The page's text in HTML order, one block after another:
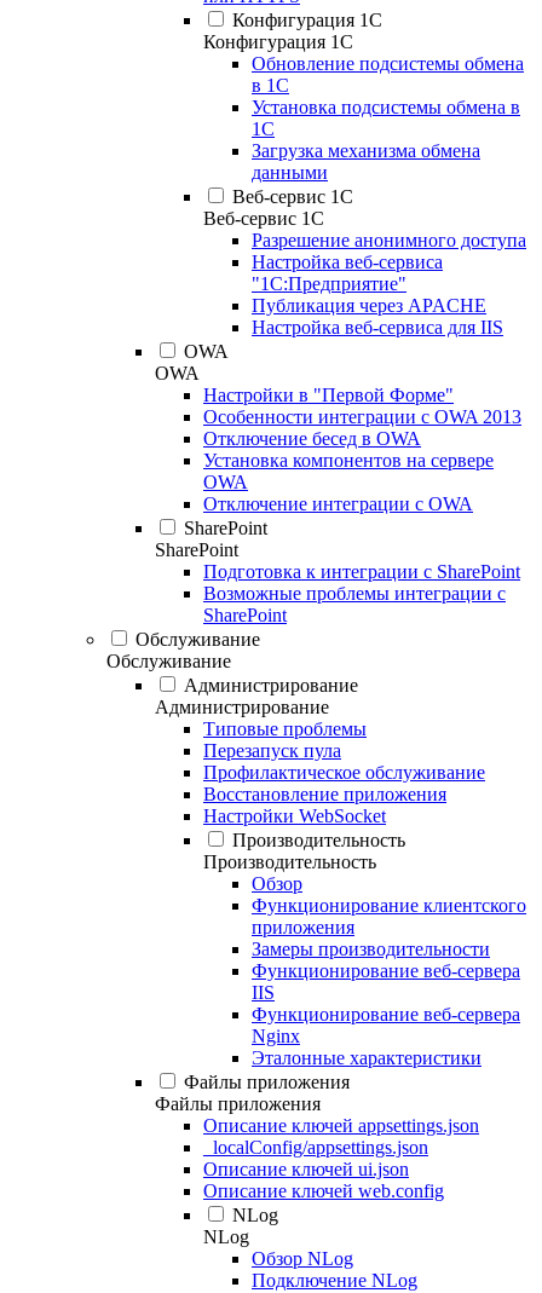
Конфигурация 1С
Конфигурация 1С
Обновление подсистемы обмена
в 1С
Установка подсистемы обмена в
1С
Загрузка механизма обмена
данными
Веб-сервис 1С
Веб-сервис 1С
Разрешение анонимного доступа
Настройка веб-сервиса
"1С:Предприятие"
Публикация через APACHE
Настройка веб-сервиса для IIS
OWA
OWA
Настройки в "Первой Форме"
Особенности интеграции с OWA 2013
Отключение бесед в OWA
Установка компонентов на сервере
OWA
Отключение интеграции с OWA
SharePoint
SharePoint
Подготовка к интеграции с SharePoint
Возможные проблемы интеграции с
SharePoint
Обслуживание
Обслуживание
Администрирование
Администрирование
Типовые проблемы
Перезапуск пула
Профилактическое обслуживание
Восстановление приложения
Настройки WebSocket
Производительность
Производительность
Обзор
Функционирование клиентского
приложения
Замеры производительности
Функционирование веб-сервера
IIS
Функционирование веб-сервера
Nginx
Эталонные характеристики
Файлы приложения
Файлы приложения
Описание ключей appsettings.json
_localConfig/appsettings.json
Описание ключей ui.json
Описание ключей web.config
NLog
NLog
Обзор NLog
Подключение NLog